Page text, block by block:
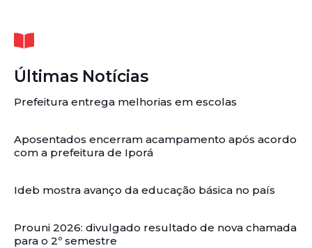
Últimas Notícias
Prefeitura entrega melhorias em escolas
Aposentados encerram acampamento após acordo
com a prefeitura de Iporá
Ideb mostra avanço da educação básica no país
Prouni 2026: divulgado resultado de nova chamada
para o 2º semestre